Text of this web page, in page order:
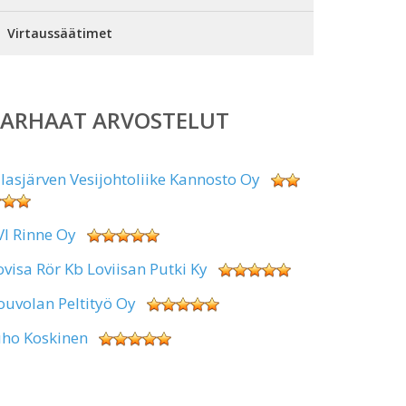
Virtaussäätimet
ARVOSTELUT
Vesijohtoliike Kannosto Oy
Rinne Oy
Rör Kb Loviisan Putki Ky
Peltityö Oy
Koskinen